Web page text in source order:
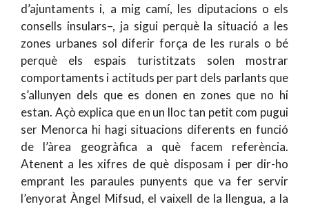
d’ajuntaments i, a mig camí, les diputacions o els
consells insulars–, ja sigui perquè la situació a les
zones urbanes sol diferir força de les rurals o bé
perquè els espais turistitzats solen mostrar
comportaments i actituds per part dels parlants que
s’allunyen dels que es donen en zones que no hi
estan. Açò explica que en un lloc tan petit com pugui
ser Menorca hi hagi situacions diferents en funció
de l’àrea geogràfica a què facem referència.
Atenent a les xifres de què disposam i per dir-ho
emprant les paraules punyents que va fer servir
l’enyorat Àngel Mifsud, el vaixell de la llengua, a la